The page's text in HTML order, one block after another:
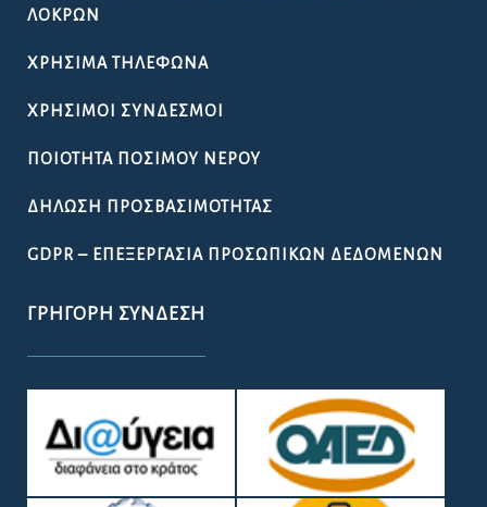
ΛΟΚΡΏΝ
ΧΡΉΣΙΜΑ ΤΗΛΈΦΩΝΑ
ΧΡΉΣΙΜΟΙ ΣΎΝΔΕΣΜΟΙ
ΠΟΙΌΤΗΤΑ ΠΌΣΙΜΟΥ ΝΕΡΟΎ
ΔΉΛΩΣΗ ΠΡΟΣΒΑΣΙΜΌΤΗΤΑΣ
GDPR – ΕΠΕΞΕΡΓΑΣΙΑ ΠΡΟΣΩΠΙΚΩΝ ΔΕΔΟΜΕΝΩΝ
ΓΡΉΓΟΡΗ ΣΎΝΔΕΣΗ